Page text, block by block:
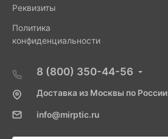
Реквизиты
Политика
конфиденциальности
8 (800) 350-44-56
Доставка из Москвы по России
info@mirptic.ru